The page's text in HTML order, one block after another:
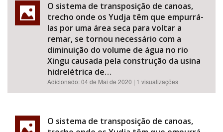
O sistema de transposição de canoas,
trecho onde os Yudja têm que empurrá-
las por uma área seca para voltar a
remar, se tornou necessário com a
diminuição do volume de água no rio
Xingu causada pela construção da usina
hidrelétrica de…
Adicionado:04 de Mai de 2020 | 1 visualizações
O sistema de transposição de canoas,